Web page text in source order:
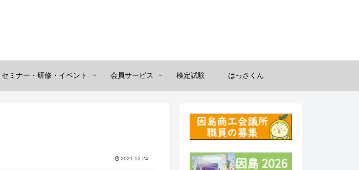
セミナー・研修・イベント 会員サービス 検定試験 はっさくん
2021.12.24